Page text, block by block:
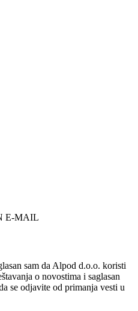
E-MAIL
sam da Alpod d.o.o. koristi
o novostima i saglasan
se odjavite od primanja vesti u